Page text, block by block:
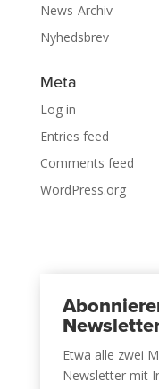
News-Archiv
Nyhedsbrev
Meta
Log in
Entries feed
Comments feed
WordPress.org
Etwa alle zwei
Newsletter mit